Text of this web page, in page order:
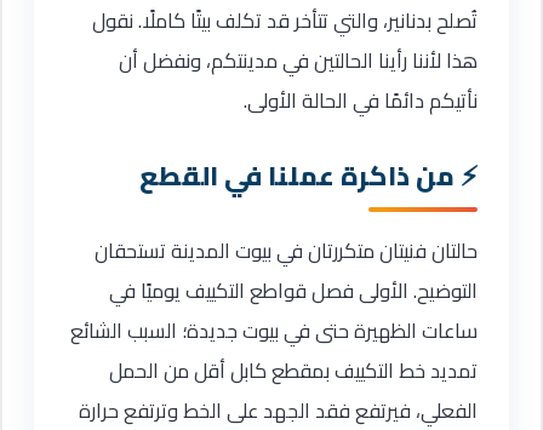
تُصلح بدنانير، والتي تتأخر قد تكلف بيتًا كاملًا. نقول
هذا لأننا رأينا الحالتين في مدينتكم، ونفضل أن
نأتيكم دائمًا في الحالة الأولى.
من ذاكرة عملنا في القطع
حالتان فنيتان متكررتان في بيوت المدينة تستحقان
التوضيح. الأولى فصل قواطع التكييف يوميًا في
ساعات الظهيرة حتى في بيوت جديدة؛ السبب الشائع
تمديد خط التكييف بمقطع كابل أقل من الحمل
الفعلي، فيرتفع فقد الجهد على الخط وترتفع حرارة